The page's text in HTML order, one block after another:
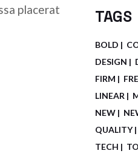
placerat
TAGS
BOLD
DESIGN
FIRM
LINEAR
NEW
QUALITY
TECH